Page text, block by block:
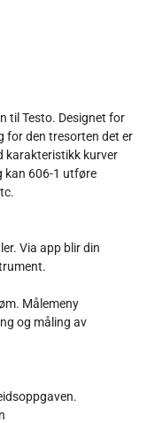
til Testo. Designet for
for den tresorten det er
karakteristikk kurver
kan 606-1 utføre
Via app blir din
Målemeny
og måling av